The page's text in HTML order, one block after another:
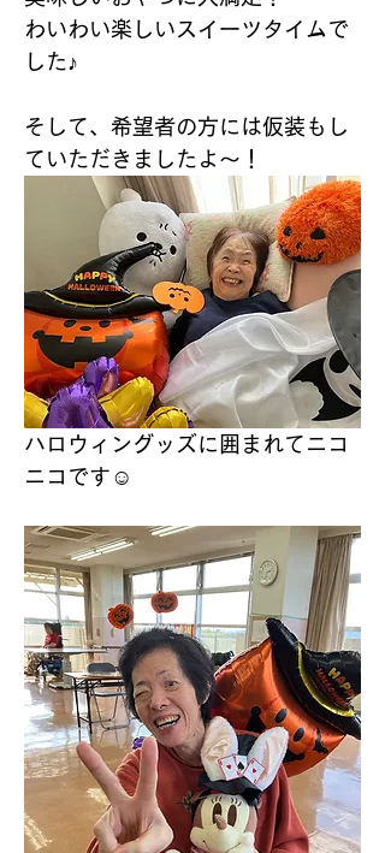
わいわい楽しいスイーツタイムで
した♪
そして、希望者の方には仮装もし
ていただきましたよ～！
ハロウィングッズに囲まれてニコ
ニコです☺